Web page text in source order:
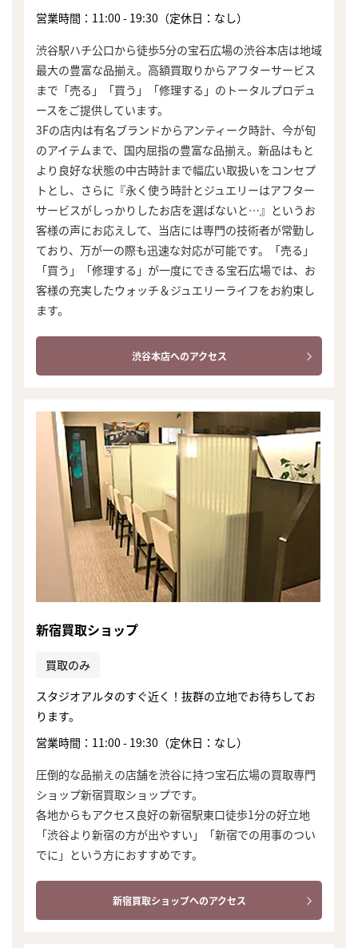
営業時間：11:00 - 19:30（定休日：なし）
渋谷駅ハチ公口から徒歩5分の宝石広場の渋谷本店は地域
最大の豊富な品揃え。高額買取りからアフターサービス
まで「売る」「買う」「修理する」のトータルプロデュ
ースをご提供しています。
3Fの店内は有名ブランドからアンティーク時計、今が旬
のアイテムまで、国内屈指の豊富な品揃え。新品はもと
より良好な状態の中古時計まで幅広い取扱いをコンセプ
トとし、さらに『永く使う時計とジュエリーはアフター
サービスがしっかりしたお店を選ばないと…』というお
客様の声にお応えして、当店には専門の技術者が常勤し
ており、万が一の際も迅速な対応が可能です。「売る」
「買う」「修理する」が一度にできる宝石広場では、お
客様の充実したウォッチ＆ジュエリーライフをお約束し
ます。
渋谷本店へのアクセス
新宿買取ショップ
買取のみ
スタジオアルタのすぐ近く！抜群の立地でお待ちしてお
ります。
営業時間：11:00 - 19:30（定休日：なし）
圧倒的な品揃えの店舗を渋谷に持つ宝石広場の買取専門
ショップ新宿買取ショップです。
各地からもアクセス良好の新宿駅東口徒歩1分の好立地
「渋谷より新宿の方が出やすい」「新宿での用事のつい
でに」という方におすすめです。
新宿買取ショップへのアクセス